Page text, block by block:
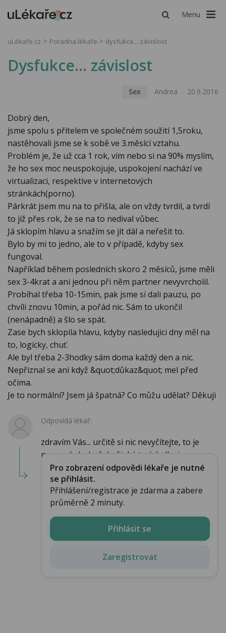
Menu
uLékaře.cz Poradna lékaře dysfukce... závislost
Dysfukce... závislost
Sex Andrea 20.9.2016
Dobrý den,
jsme spolu s přítelem ve společném soužití 1,5roku,
nastěhovali jsme se k sobě ve 3.měsící vztahu.
Problém je, že už cca 1 rok, vím nebo si na 90% myslím,
že ho sex moc neuspokojuje, uspokojení nachází ve
virtualizaci, respektive v internetových
stránkách(porno).
Párkrát jsem mu na to přišla, ale on vždy tvrdil, a tvrdí
to již přes rok, že se na to nedival vůbec.
Já sklopím hlavu a snažím se jít dál a neřešit to.
Bylo by mi to jedno, ale to v případě, kdyby sex
fungoval.
Například během posledních skoro 2 měsíců, jsme měli
sex 3-4krat a ani jednou při něm partner nevyvrcholil.
Probíhal třeba 10-15min, pak jsme si dali pauzu, po
chvíli znovu 10min, a pořád nic. Sám to ukončil
(nenápadně) a šlo se spát.
Zase bych sklopila hlavu, kdyby nasledujici dny měl na
to, logicky, chuť.
Ale byl třeba 2-3hodky sám doma každý den a nic.
Nepřiznal se ani když &quot;důkaz&quot; mel před
očima.
Je to normální? Jsem já špatná? Co můžu udělat? Děkuji
Odpovídá lékař:
zdravím Vás... určitě si nic nevyčítejte, to je
nesmysl... bohužel nějaké ty úchylky jsou ...
Pro zobrazení odpovědi lékaře je nutné
se přihlásit.
Přihlášení/registrace je zdarma a zabere
průměrně 2 minuty.
Přihlásit se
Zaregistrovat